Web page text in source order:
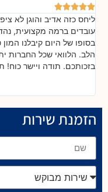





ליחס כזה אדיב והוגן לא
עובדים ברמה מקצועית,
בסופו של היום קיבלנו
הלב. הלוואי שכל החברות
בזכותכם. תודה ויישר
הזמנת שירות